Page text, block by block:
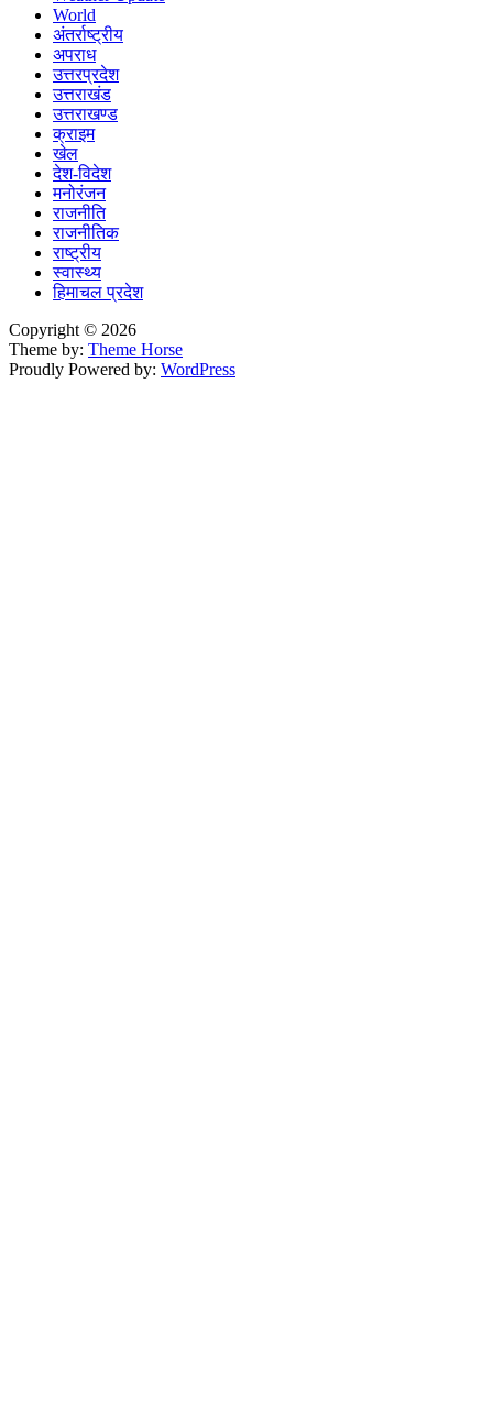
World
अंतर्राष्ट्रीय
अपराध
उत्तरप्रदेश
उत्तराखंड
उत्तराखण्ड
क्राइम
खेल
देश-विदेश
मनोरंजन
राजनीति
राजनीतिक
राष्ट्रीय
स्वास्थ्य
हिमाचल प्रदेश
Copyright © 2026
Theme by: Theme Horse
Proudly Powered by: WordPress